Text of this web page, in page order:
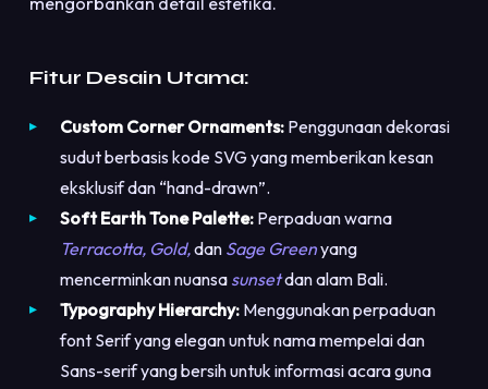
Fitur Desain Utama:
Custom Corner Ornaments:Penggunaan dekorasi
sudut berbasis kode SVG yang memberikan kesan
eksklusif dan “hand-drawn”.
Soft Earth Tone Palette:Perpaduan warna
Terracotta, Gold,dan Sage Greenyang
mencerminkan nuansa sunsetdan alam Bali.
Typography Hierarchy:Menggunakan perpaduan
font Serif yang elegan untuk nama mempelai dan
Sans-serif yang bersih untuk informasi acara guna